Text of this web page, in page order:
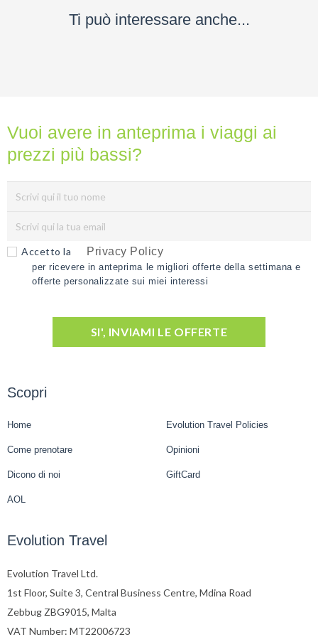
Ti può interessare anche...
Vuoi avere in anteprima i viaggi ai
prezzi più bassi?
Accetto la Privacy Policy
per ricevere in anteprima le migliori offerte della settimana e
offerte personalizzate sui miei interessi
SI', INVIAMI LE OFFERTE
Scopri
Home Evolution Travel Policies
Come prenotare Opinioni
Dicono di noi GiftCard
AOL
Evolution Travel
Evolution Travel Ltd.
1st Floor, Suite 3, Central Business Centre, Mdina Road
Zebbug ZBG9015, Malta
VAT Number: MT22006723